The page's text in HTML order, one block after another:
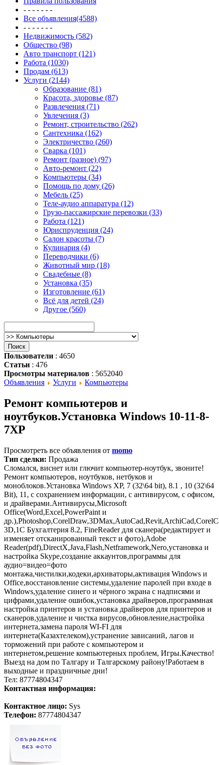
- - - - - - -
Все объявления(4588)
- - - - - - -
Недвижимость (582)
Общество (98)
Авто транспорт (121)
Работа (1030)
Продам (613)
Услуги (2144)
Образование (81)
Красота, здоровье (87)
Развлечения (71)
Увлечения (3)
Ремонт, строительство (262)
Сантехника (162)
Электричество (260)
Сварка (101)
Ремонт (разное) (97)
Авто-ремонт (22)
Компьютеры (34)
Помощь по дому (26)
Мебель (25)
Теле-аудио аппаратура (12)
Грузо-пассажирские перевозки (33)
Работа (121)
Юриспруденция (24)
Салон красоты (7)
Кулинария (4)
Переводчики (6)
Животный мир (18)
Свадебные (8)
Установка (35)
Изготовление (61)
Всё для детей (24)
Другое (560)
Пользователи : 4650
Статьи : 476
Просмотры материалов : 5652040
Объявления
Услуги Компьютеры
Ремонт компьютеров и
ноутбуков.Установка Windows 10-11-8-
7XP
Просмотреть все объявления от momo
Тип сделки: Продажа
Сломался, виснет или глючит компьютер-ноутбук, звоните!
Ремонт компьютеров, ноутбуков, нетбуков и
моноблоков.Установка Windows XP, 7 (32\64 bit), 8.1 , 10 (32\64
Bit), 11, с сохранением информации, с антивирусом, с офисом,
и драйверами.Антивирусы,Microsoft
Office(Word,Excel,PowerPaint и
3D,1С Бухгалтерия 8.2, FineReader для сканера(редактирует и
изменяет отсканированный текст и фото),Adobe
Reader(pdf),DirectX,Java,Flash,Netframework,Nero,установка и
настройка Skype,создание аккаунтов,программы для
аудио=видео=фото
монтажа,чистилки,кодеки,архиваторы,активация Windows и
Office,восстановление системы,удаление паролей при входе в
Windows,удаление синего и чёрного экрана с надписями и
цифрами,удаление ошибок,установка драйверов,программная
настройка принтеров и установка драйверов для принтеров и
сканеров,удаление и чистка вирусов,обновление,настройка
интернета,замена пароля WI-FI для
интернета(Казахтелеком),устранение зависаний, лагов и
торможений при работе с компьютером и
интернетом,решение компьютерных проблем, Игры.Качество!
Выезд на дом по Талгару и Талгарскому району!Работаем в
выходные и праздничные дни!
Тел: 87774804347
Контактная информация:
Контактное лицо: Sys
Телефон: 87774804347